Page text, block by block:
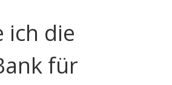
ich die
für